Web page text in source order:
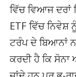
ਵਿੱਚ ਵਿਆਜ ਦਰਾਂ
ETF ਵਿੱਚ ਨਿਵੇਸ਼
ਟਰੰਪ ਦੇ ਬਿਆਨਾਂ
ਕਰਦੀ ਹੈ ਕਿ ਸੋਨਾ